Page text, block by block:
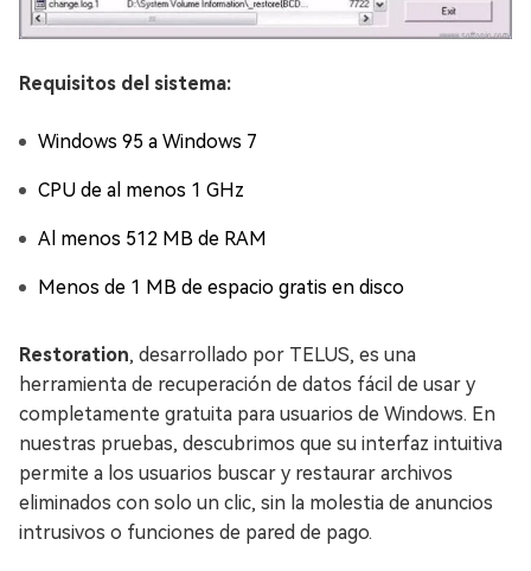
Requisitos del sistema:
Windows 95 a Windows 7
CPU de al menos 1 GHz
Al menos 512 MB de RAM
Menos de 1 MB de espacio gratis en disco
Restoration, desarrollado por TELUS, es una
herramienta de recuperación de datos fácil de usar y
completamente gratuita para usuarios de Windows. En
nuestras pruebas, descubrimos que su interfaz intuitiva
permite a los usuarios buscar y restaurar archivos
eliminados con solo un clic, sin la molestia de anuncios
intrusivos o funciones de pared de pago.